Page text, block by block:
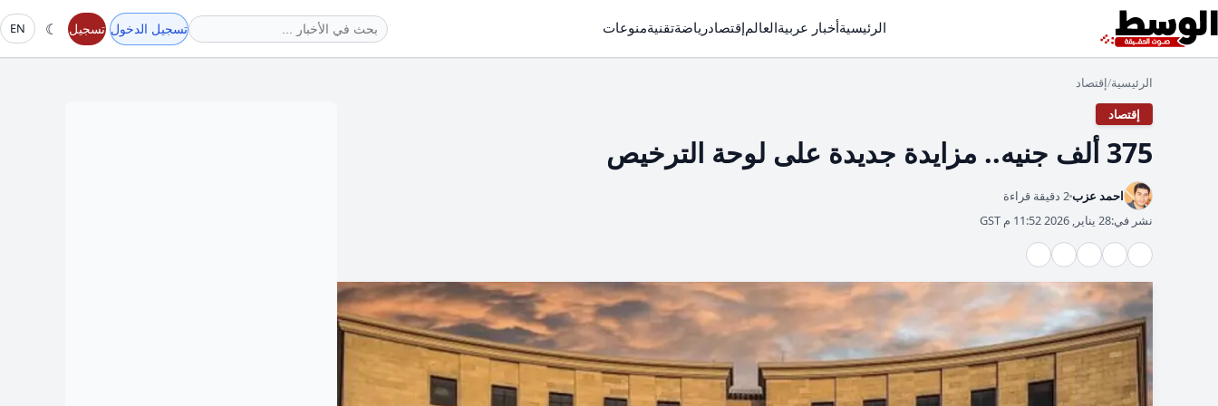
الرئيسيةأخبار عربيةالعالمإقتصادرياضةتقنيةمنوعات تسجيل الدخول تسجيل ☾
EN
الرئيسية/إقتصاد
إقتصاد
375 ألف جنيه.. مزايدة جديدة على لوحة الترخيص
احمد عزب2 دقيقة قراءة
نشر في:28 يناير, 2026 11:52 م GST